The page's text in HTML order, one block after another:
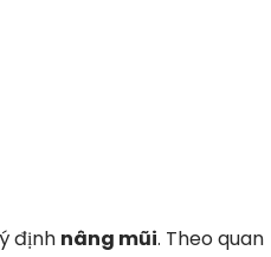
định nâng mũi. Theo quan